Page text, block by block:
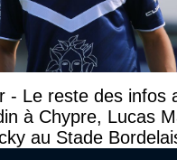
- Le reste des infos
à Chypre, Lucas
au Stade